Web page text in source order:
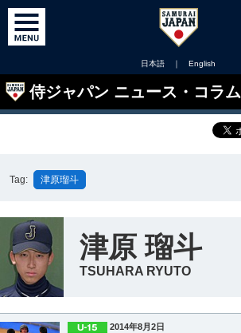
日本語 ｜ English
侍ジャパン ニュース・コラム
Tag: 津原瑠斗
津原 瑠斗
TSUHARA RYUTO
2014年8月2日